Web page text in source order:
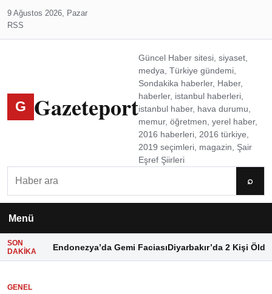
9 Ağustos 2026, Pazar
RSS
G Gazeteport
Güncel Haber sitesi, siyaset,
medya, Türkiye gündemi,
Sondakika haberler, Haber,
haberler, istanbul haberleri,
istanbul haber, hava durumu,
memur, öğretmen, yerel haber,
2016 haberleri, 2016 türkiye,
2019 seçimleri, magazin, Şair
Eşref Şiirleri
⌕
Menü
SON
DAKIKA
Endonezya’da Gemi FaciasıDiyarbakır’da 2 Kişi Öldü
GENEL